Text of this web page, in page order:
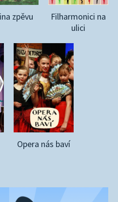
zpěvu
Filharmonici na
ulici
Opera nás baví